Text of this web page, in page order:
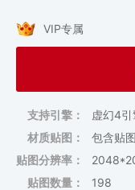
VIP专属
支持引擎：
虚幻4
材质贴图：
包含贴图
贴图分辨率：
贴图数量：
198